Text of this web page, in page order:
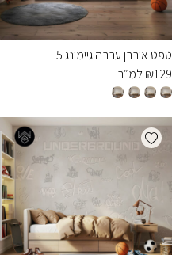
טפט אורבן ערבה גיימינג 5
₪129 למ״ר
Add wishlist